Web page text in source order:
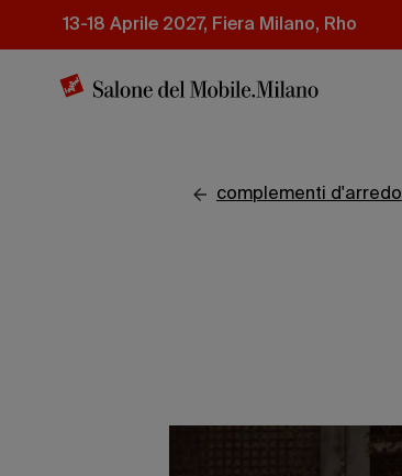
principale
13-18 Aprile 2027, Fiera Milano, Rho
complementi d'arredo